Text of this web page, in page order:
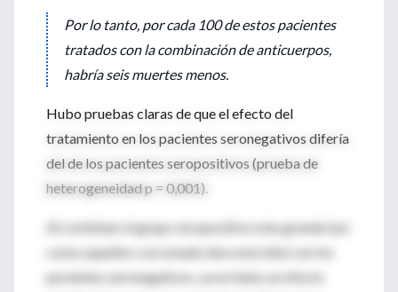
Por lo tanto, por cada 100 de estos pacientes
tratados con la combinación de anticuerpos,
habría seis muertes menos.
Hubo pruebas claras de que el efecto del
tratamiento en los pacientes seronegativos difería
del de los pacientes seropositivos (prueba de
heterogeneidad p = 0,001).
Al combinar el grupo seropositivo más grande (así
como aquellos con estado desconocido) con los
pacientes seronegativos, ya no hubo un efecto